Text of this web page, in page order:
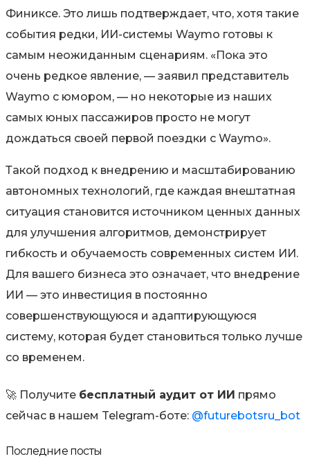
Финиксе. Это лишь подтверждает, что, хотя такие
события редки, ИИ-системы Waymo готовы к
самым неожиданным сценариям. «Пока это
очень редкое явление, — заявил представитель
Waymo с юмором, — но некоторые из наших
самых юных пассажиров просто не могут
дождаться своей первой поездки с Waymo».
Такой подход к внедрению и масштабированию
автономных технологий, где каждая внештатная
ситуация становится источником ценных данных
для улучшения алгоритмов, демонстрирует
гибкость и обучаемость современных систем ИИ.
Для вашего бизнеса это означает, что внедрение
ИИ — это инвестиция в постоянно
совершенствующуюся и адаптирующуюся
систему, которая будет становиться только лучше
со временем.
🚀 Получите бесплатный аудит от ИИ прямо
сейчас в нашем Telegram-боте: @futurebotsru_bot
Последние посты